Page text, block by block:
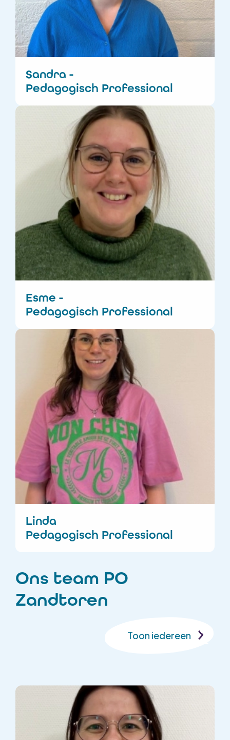
Sandra -
Pedagogisch Professional
Esme -
Pedagogisch Professional
Linda
Pedagogisch Professional
Ons team PO
Zandtoren
Toon iedereen
Conciërge
Locatiehoofd
Kinderopvang